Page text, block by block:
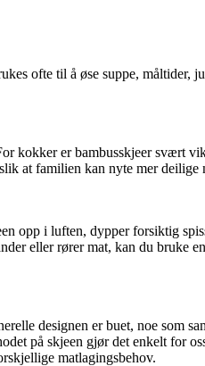
ofte til å øse suppe, måltider,
kokker er bambusskjeer svært
at familien kan nyte mer deilige
opp i luften, dypper forsiktig
eller rører mat, kan du bruke
designen er buet, noe som
på skjeen gjør det enkelt for
matlagingsbehov.